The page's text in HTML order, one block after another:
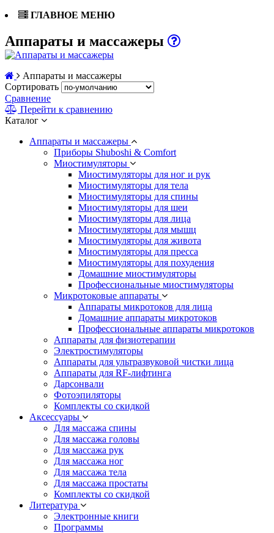
ГЛАВНОЕ МЕНЮ
Аппараты и массажеры
Аппараты и массажеры
Сортировать
Сравнение
Перейти к сравнению
Каталог
Аппараты и массажеры
Приборы Shuboshi & Comfort
Миостимуляторы
Миостимуляторы для ног и рук
Миостимуляторы для тела
Миостимуляторы для спины
Миостимуляторы для шеи
Миостимуляторы для лица
Миостимуляторы для мышц
Миостимуляторы для живота
Миостимуляторы для пресса
Миостимуляторы для похудения
Домашние миостимуляторы
Профессиональные миостимуляторы
Микротоковые аппараты
Аппараты микротоков для лица
Домашние аппараты микротоков
Профессиональные аппараты микротоков
Аппараты для физиотерапии
Электростимуляторы
Аппараты для ультразвуковой чистки лица
Аппараты для RF-лифтинга
Дарсонвали
Фотоэпиляторы
Комплекты со скидкой
Аксессуары
Для массажа спины
Для массажа головы
Для массажа рук
Для массажа ног
Для массажа тела
Для массажа простаты
Комплекты со скидкой
Литература
Электронные книги
Программы